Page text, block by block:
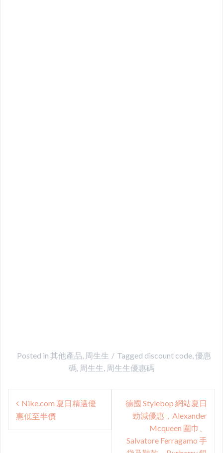
Posted in 其他產品 周生生 Tagged discount code 優惠
碼 周生生 周生生優惠碼
Post
navigation
Nike.com 夏日精選優
惠低至半價
德國 Stylebop 網站夏日
勁減優惠，Alexander
Mcqueen 圍巾、
Salvatore Ferragamo 手